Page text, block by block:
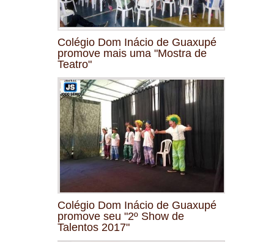
Colégio Dom Inácio de Guaxupé
promove mais uma "Mostra de
Teatro"
Colégio Dom Inácio de Guaxupé
promove seu "2º Show de
Talentos 2017"